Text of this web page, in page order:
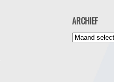
ARCHIEF
Archief